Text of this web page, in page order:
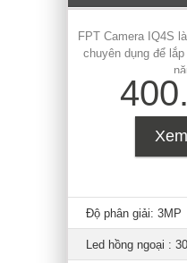
FPT Camera IQ4S
chuyên dụng để
Độ phân giải: 3MP
Led hồng ngoại :